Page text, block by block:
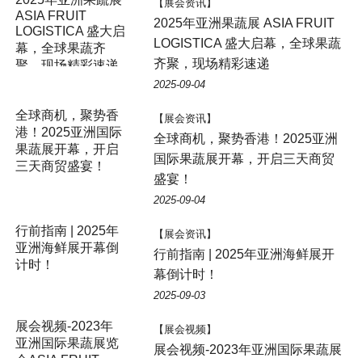
【展会资讯】
2025年亚洲果蔬展 ASIA FRUIT
LOGISTICA 盛大启幕，全球果蔬
齐聚，现场精彩速递
2025-09-04
【展会资讯】
全球商机，聚势香港！2025亚洲
国际果蔬展开幕，开启三天商贸
盛宴！
2025-09-04
【展会资讯】
行前指南 | 2025年亚洲海鲜展开
幕倒计时！
2025-09-03
【展会视频】
展会视频-2023年亚洲国际果蔬展